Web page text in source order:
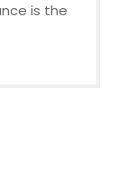
is the